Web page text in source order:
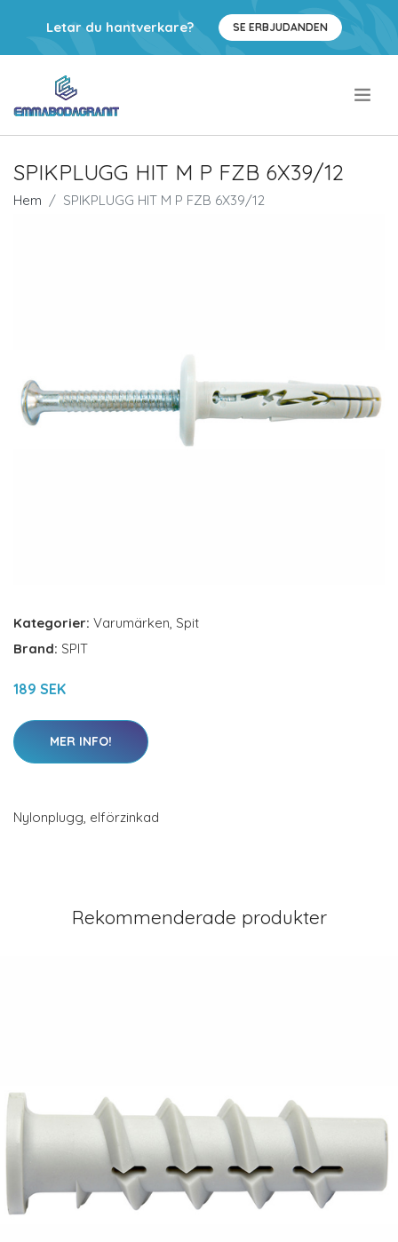
Letar du hantverkare? SE ERBJUDANDEN
SPIKPLUGG HIT M P FZB 6X39/12
Hem SPIKPLUGG HIT M P FZB 6X39/12
Kategorier: Varumärken, Spit
Brand: SPIT
189 SEK
MER INFO!
Nylonplugg, elförzinkad
Rekommenderade produkter